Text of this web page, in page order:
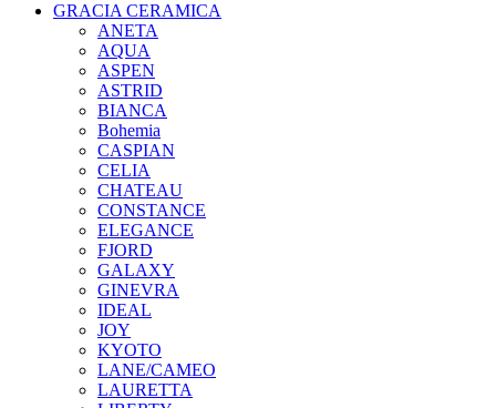
GRACIA CERAMICA
ANETA
AQUA
ASPEN
ASTRID
BIANCA
Bohemia
CASPIAN
CELIA
CHATEAU
CONSTANCE
ELEGANCE
FJORD
GALAXY
GINEVRA
IDEAL
JOY
KYOTO
LANE/CAMEO
LAURETTA